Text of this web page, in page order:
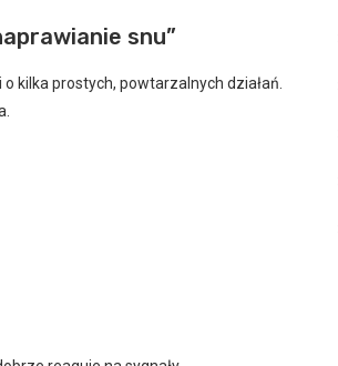
snu”
kilka prostych, powtarzalnych działań.